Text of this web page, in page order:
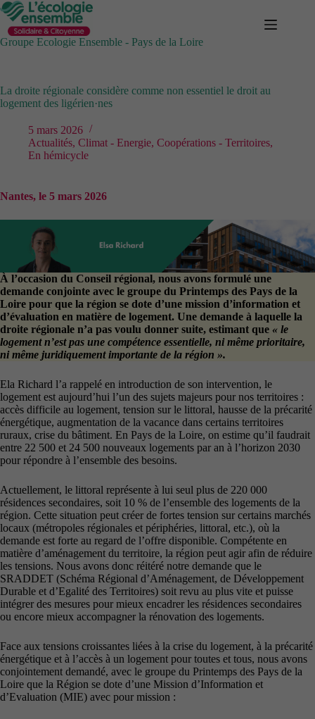
Passer
au
contenu
Groupe Ecologie Ensemble - Pays de la Loire
La droite régionale considère comme non essentiel le droit au
logement des ligérien·nes
5 mars 2026
Actualités, Climat - Energie, Coopérations - Territoires,
En hémicycle
Nantes, le 5 mars 2026
À l’occasion du Conseil régional, nous avons formulé une
demande conjointe avec le groupe du Printemps des Pays de la
Loire pour que la région se dote d’une mission d’information et
d’évaluation en matière de logement. Une demande à laquelle la
droite régionale n’a pas voulu donner suite, estimant que « le
logement n’est pas une compétence essentielle, ni même prioritaire,
ni même juridiquement importante de la région ».
Ela Richard l’a rappelé en introduction de son intervention, le
logement est aujourd’hui l’un des sujets majeurs pour nos territoires :
accès difficile au logement, tension sur le littoral, hausse de la précarité
énergétique, augmentation de la vacance dans certains territoires
ruraux, crise du bâtiment. En Pays de la Loire, on estime qu’il faudrait
entre 22 500 et 24 500 nouveaux logements par an à l’horizon 2030
pour répondre à l’ensemble des besoins.
Actuellement, le littoral représente à lui seul plus de 220 000
résidences secondaires, soit 10 % de l’ensemble des logements de la
région. Cette situation peut créer de fortes tension sur certains marchés
locaux (métropoles régionales et périphéries, littoral, etc.), où la
demande est forte au regard de l’offre disponible. Compétente en
matière d’aménagement du territoire, la région peut agir afin de réduire
les tensions. Nous avons donc réitéré notre demande que le
SRADDET (Schéma Régional d’Aménagement, de Développement
Durable et d’Egalité des Territoires) soit revu au plus vite et puisse
intégrer des mesures pour mieux encadrer les résidences secondaires
ou encore mieux accompagner la rénovation des logements.
Face aux tensions croissantes liées à la crise du logement, à la précarité
énergétique et à l’accès à un logement pour toutes et tous, nous avons
conjointement demandé, avec le groupe du Printemps des Pays de la
Loire que la Région se dote d’une Mission d’Information et
d’Evaluation (MIE) avec pour mission :